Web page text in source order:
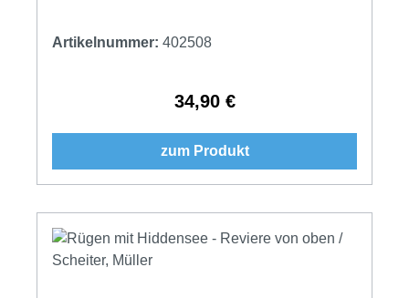
Artikelnummer: 402508
Regulärer Preis:
34,90 €
zum Produkt